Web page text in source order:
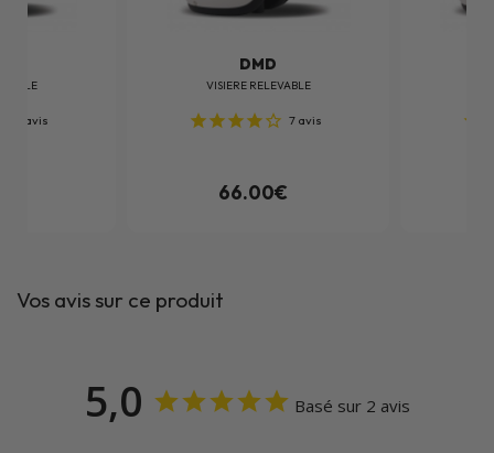
avis
DMD
VISIERE RELEVABLE
7 avis
66.00€
Vos avis sur ce produit
5,0 Basé sur 2 avis